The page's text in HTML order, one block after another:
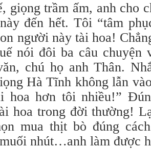
giọng trầm ấm, anh cho
đến hết. Tôi “tâm
người này tài hoa!
nói đôi ba câu chuyện
chú họ anh Thân.
Hà Tĩnh không lẫn
hoa hơn tôi nhiều!”
hoa trong đời thường!
mua thịt bò đúng
nhút…anh làm được